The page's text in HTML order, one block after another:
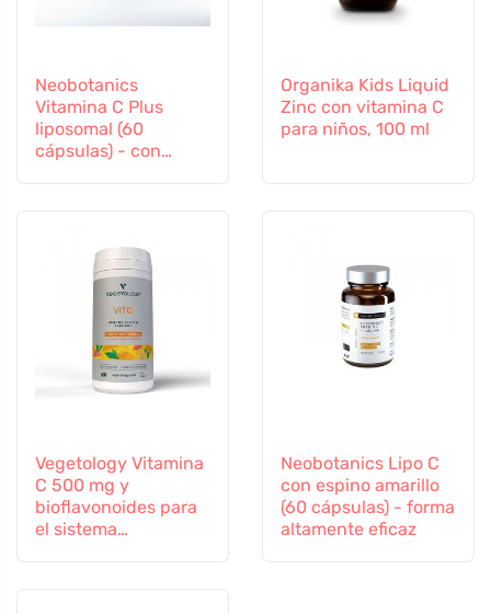
Neobotanics
Vitamina C Plus
liposomal (60
cápsulas) - con
Organika Kids Liquid
Zinc con vitamina C
para niños, 100 ml
Vegetology Vitamina
C 500 mg y
bioflavonoides para
el sistema
Neobotanics Lipo C
con espino amarillo
(60 cápsulas) - forma
altamente eficaz